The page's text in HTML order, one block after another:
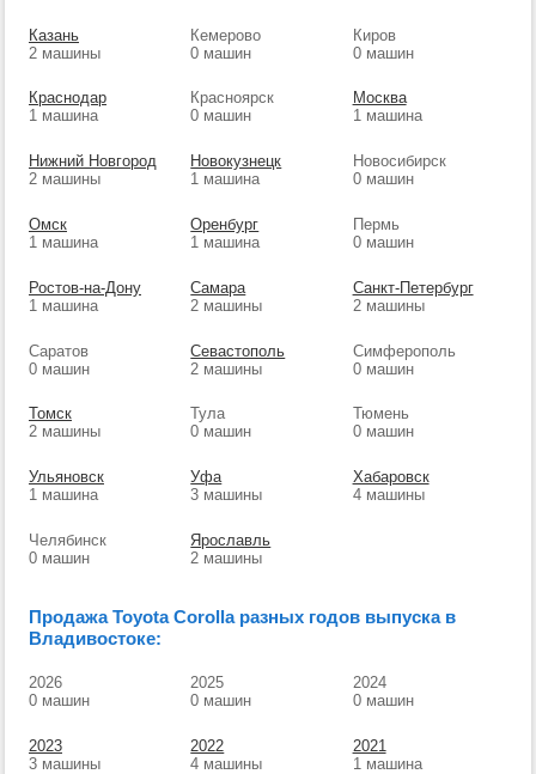
Казань
2 машины
Кемерово
0 машин
Киров
0 машин
Краснодар
1 машина
Красноярск
0 машин
Москва
1 машина
Нижний Новгород
2 машины
Новокузнецк
1 машина
Новосибирск
0 машин
Омск
1 машина
Оренбург
1 машина
Пермь
0 машин
Ростов-на-Дону
1 машина
Самара
2 машины
Санкт-Петербург
2 машины
Саратов
0 машин
Севастополь
2 машины
Симферополь
0 машин
Томск
2 машины
Тула
0 машин
Тюмень
0 машин
Ульяновск
1 машина
Уфа
3 машины
Хабаровск
4 машины
Челябинск
0 машин
Ярославль
2 машины
Продажа Toyota Corolla разных годов выпуска в
Владивостоке:
2026
0 машин
2025
0 машин
2024
0 машин
2023
3 машины
2022
4 машины
2021
1 машина